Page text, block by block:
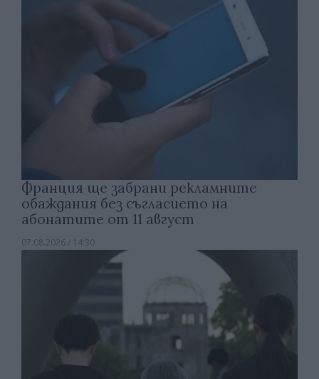
Франция ще забрани рекламните
обаждания без съгласието на
абонатите от 11 август
07.08.2026 / 14:30